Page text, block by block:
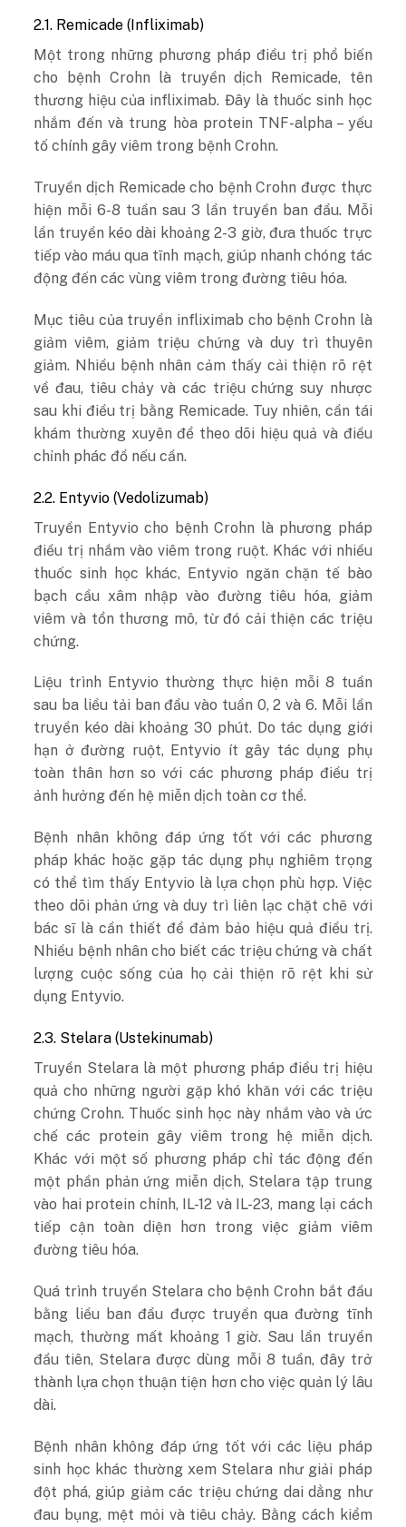
2.1. Remicade (Infliximab)
Một trong những phương pháp điều trị phổ biến
cho bệnh Crohn là truyền dịch Remicade, tên
thương hiệu của infliximab. Đây là thuốc sinh học
nhắm đến và trung hòa protein TNF-alpha – yếu
tố chính gây viêm trong bệnh Crohn.
Truyền dịch Remicade cho bệnh Crohn được thực
hiện mỗi 6-8 tuần sau 3 lần truyền ban đầu. Mỗi
lần truyền kéo dài khoảng 2-3 giờ, đưa thuốc trực
tiếp vào máu qua tĩnh mạch, giúp nhanh chóng tác
động đến các vùng viêm trong đường tiêu hóa.
Mục tiêu của truyền infliximab cho bệnh Crohn là
giảm viêm, giảm triệu chứng và duy trì thuyên
giảm. Nhiều bệnh nhân cảm thấy cải thiện rõ rệt
về đau, tiêu chảy và các triệu chứng suy nhược
sau khi điều trị bằng Remicade. Tuy nhiên, cần tái
khám thường xuyên để theo dõi hiệu quả và điều
chỉnh phác đồ nếu cần.
2.2. Entyvio (Vedolizumab)
Truyền Entyvio cho bệnh Crohn là phương pháp
điều trị nhắm vào viêm trong ruột. Khác với nhiều
thuốc sinh học khác, Entyvio ngăn chặn tế bào
bạch cầu xâm nhập vào đường tiêu hóa, giảm
viêm và tổn thương mô, từ đó cải thiện các triệu
chứng.
Liệu trình Entyvio thường thực hiện mỗi 8 tuần
sau ba liều tải ban đầu vào tuần 0, 2 và 6. Mỗi lần
truyền kéo dài khoảng 30 phút. Do tác dụng giới
hạn ở đường ruột, Entyvio ít gây tác dụng phụ
toàn thân hơn so với các phương pháp điều trị
ảnh hưởng đến hệ miễn dịch toàn cơ thể.
Bệnh nhân không đáp ứng tốt với các phương
pháp khác hoặc gặp tác dụng phụ nghiêm trọng
có thể tìm thấy Entyvio là lựa chọn phù hợp. Việc
theo dõi phản ứng và duy trì liên lạc chặt chẽ với
bác sĩ là cần thiết để đảm bảo hiệu quả điều trị.
Nhiều bệnh nhân cho biết các triệu chứng và chất
lượng cuộc sống của họ cải thiện rõ rệt khi sử
dụng Entyvio.
2.3. Stelara (Ustekinumab)
Truyền Stelara là một phương pháp điều trị hiệu
quả cho những người gặp khó khăn với các triệu
chứng Crohn. Thuốc sinh học này nhắm vào và ức
chế các protein gây viêm trong hệ miễn dịch.
Khác với một số phương pháp chỉ tác động đến
một phần phản ứng miễn dịch, Stelara tập trung
vào hai protein chính, IL-12 và IL-23, mang lại cách
tiếp cận toàn diện hơn trong việc giảm viêm
đường tiêu hóa.
Quá trình truyền Stelara cho bệnh Crohn bắt đầu
bằng liều ban đầu được truyền qua đường tĩnh
mạch, thường mất khoảng 1 giờ. Sau lần truyền
đầu tiên, Stelara được dùng mỗi 8 tuần, đây trở
thành lựa chọn thuận tiện hơn cho việc quản lý lâu
dài.
Bệnh nhân không đáp ứng tốt với các liệu pháp
sinh học khác thường xem Stelara như giải pháp
đột phá, giúp giảm các triệu chứng dai dẳng như
đau bụng, mệt mỏi và tiêu chảy. Bằng cách kiểm